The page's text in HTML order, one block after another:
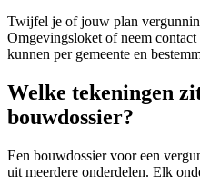
Twijfel je of jouw plan
Omgevingsloket of neem
kunnen per gemeente en
Welke tekeningen
bouwdossier?
Een bouwdossier voor een
uit meerdere onderdelen. Elk